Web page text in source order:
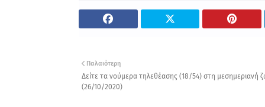
Παλαιότερη
Δείτε τα νούμερα τηλεθέασης (18/54) στη μεσημεριανή
(26/10/2020)